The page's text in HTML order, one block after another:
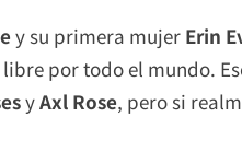
y su primera mujer Erin
por todo el mundo.
yAxl Rose, pero si